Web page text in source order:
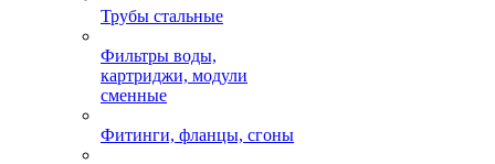
Трубы стальные
Фильтры воды,
картриджи, модули
сменные
Фитинги, фланцы, сгоны